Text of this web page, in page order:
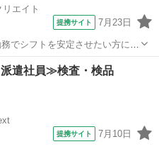
エイト
提携サイト 7月23日
でシフトを安定させたい方に最
遣社員≫検査・検品
提携サイト 7月10日